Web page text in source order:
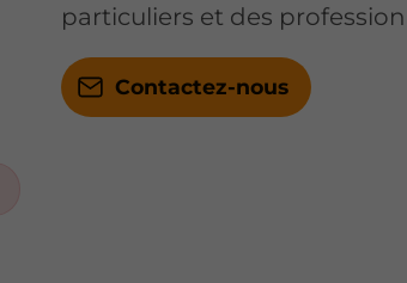
particuliers et des
Contactez-nous